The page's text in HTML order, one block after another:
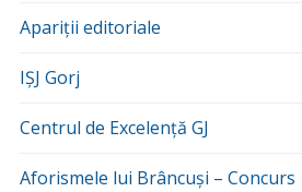
Apariții editoriale
IȘJ Gorj
Centrul de Excelență GJ
Aforismele lui Brâncuși – Concurs